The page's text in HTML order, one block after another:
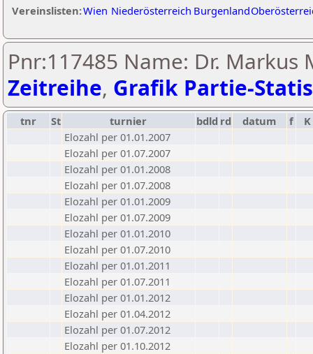
Vereinslisten:Wien Niederösterreich Burgenland
Pnr:117485 Name: Dr. Markus
Zeitreihe, Grafik Partie-
tnr St turnier bdld rd datum f
K
Elozahl per 01.01.2007
Elozahl per 01.07.2007
Elozahl per 01.01.2008
Elozahl per 01.07.2008
Elozahl per 01.01.2009
Elozahl per 01.07.2009
Elozahl per 01.01.2010
Elozahl per 01.07.2010
Elozahl per 01.01.2011
Elozahl per 01.07.2011
Elozahl per 01.01.2012
Elozahl per 01.04.2012
Elozahl per 01.07.2012
Elozahl per 01.10.2012